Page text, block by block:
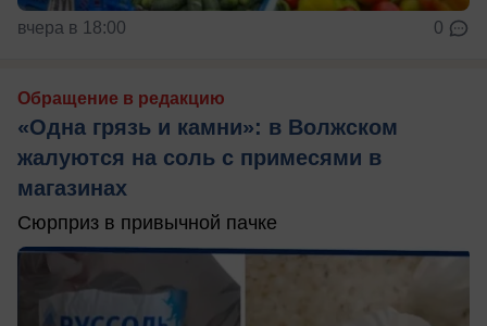
вчера в 18:00 0
Обращение в редакцию
«Одна грязь и камни»: в Волжском
жалуются на соль с примесями в
магазинах
Сюрприз в привычной пачке